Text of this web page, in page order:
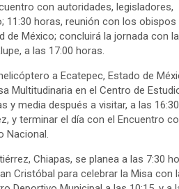
con autoridades, legisladores,
11:30 horas, reunión con los obispos
de México; concluirá la jornada con la
a las 17:00 horas.
a Ecatepec, Estado de
Multitudinaria en el Centro de
y media después a visitar, a las
y terminar el día con el Encuentro
Nacional.
Chiapas, se planea a las 7:30
Cristóbal para celebrar la Misa con